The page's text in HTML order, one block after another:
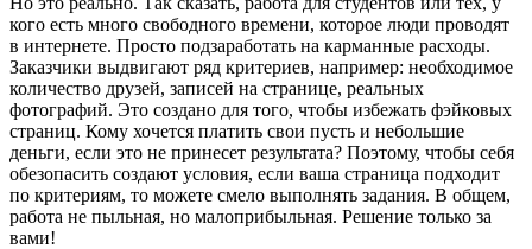
кого есть много свободного времени, которое люди проводят
в интернете. Просто подзаработать на карманные расходы.
Заказчики выдвигают ряд критериев, например: необходимое
количество друзей, записей на странице, реальных
фотографий. Это создано для того, чтобы избежать фэйковых
страниц. Кому хочется платить свои пусть и небольшие
деньги, если это не принесет результата? Поэтому, чтобы себя
обезопасить создают условия, если ваша страница подходит
по критериям, то можете смело выполнять задания. В общем,
работа не пыльная, но малоприбыльная. Решение только за
вами!